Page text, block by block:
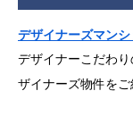
デザイナーズマン
デザイナーこだわ
ザイナーズ物件をご